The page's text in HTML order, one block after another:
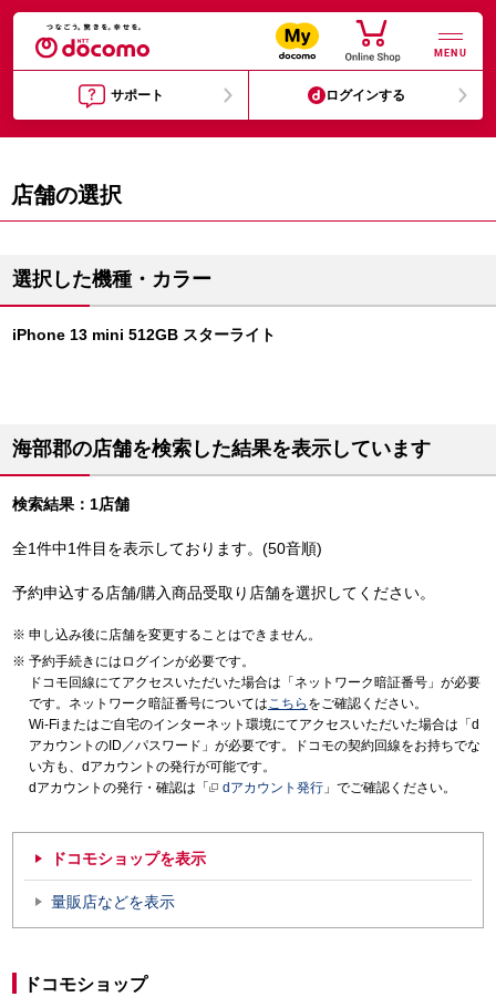
MENU
サポート ログインする
店舗の選択
選択した機種・カラー
iPhone 13 mini 512GB スターライト
海部郡の店舗を検索した結果を表示しています
検索結果：1店舗
全1件中1件目を表示しております。(50音順)
予約申込する店舗/購入商品受取り店舗を選択してください。
申し込み後に店舗を変更することはできません。
予約手続きにはログインが必要です。
ドコモ回線にてアクセスいただいた場合は「ネットワーク暗証番号」が必要
です。ネットワーク暗証番号についてはこちら をご確認ください。
Wi-Fiまたはご自宅のインターネット環境にてアクセスいただいた場合は「d
アカウントのID／パスワード」が必要です。ドコモの契約回線をお持ちでな
い方も、dアカウントの発行が可能です。
dアカウントの発行・確認は「
dアカウント発行 」でご確認ください。
ドコモショップを表示
量販店などを表示
ドコモショップ